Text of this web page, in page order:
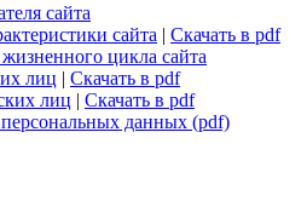
сайта
сайта | Скачать в pdf
цикла сайта
лиц | Скачать в pdf
лиц | Скачать в pdf
данных (pdf)